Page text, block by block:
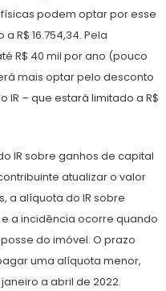
podem optar por esse
R$ 16.754,34. Pela
R$ 40 mil por ano (pouco
mais optar pelo desconto
– que estará limitado a R$
IR sobre ganhos de capital
atualizar o valor
a alíquota do IR sobre
e a incidência ocorre quando
do imóvel. O prazo
uma alíquota menor,
a abril de 2022.